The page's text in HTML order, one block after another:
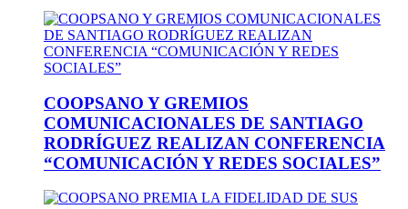
COOPSANO Y GREMIOS
COMUNICACIONALES DE SANTIAGO
RODRÍGUEZ REALIZAN CONFERENCIA
“COMUNICACIÓN Y REDES SOCIALES”